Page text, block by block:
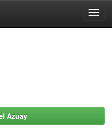
Azuay